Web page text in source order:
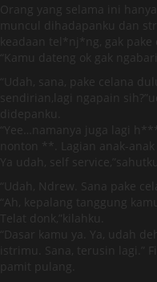
Orang yang selama ini
muncul dihadapanku dan
keadaan tel*nj*ng, gak pake
“Kamu dateng ok gak
“Udah, sana, pake celana
sendirian,lagi ngapain
didepanku.
“Yee…namanya juga lagi
nonton **. Lagian anak-
Ya udah, self service,”sahutku.
“Udah, Ndrew. Sana pake
“Ah, kepalang tanggung
Telat donk,”kilahku.
“Dasar kamu ya. Ya, udah
istrimu. Sana, terusin lagi.”
pamit pulang.